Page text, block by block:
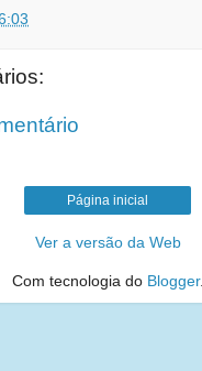
Página inicial
Ver a versão da Web
Com tecnologia do Blogger.